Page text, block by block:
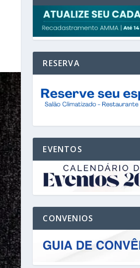
RESERVA
EVENTOS
CONVENIOS